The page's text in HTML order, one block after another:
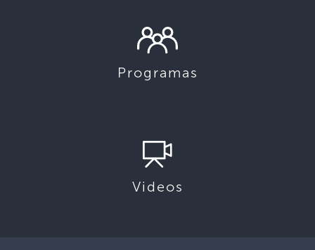
Programas
Videos